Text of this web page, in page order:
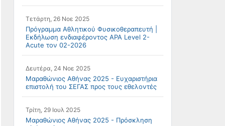
Τετάρτη, 26 Νοε 2025
Πρόγραμμα Αθλητικού Φυσικοθεραπευτή |
Εκδήλωση ενδιαφέροντος APA Level 2-
Acute τον 02-2026
Δευτέρα, 24 Νοε 2025
Μαραθώνιος Αθήνας 2025 - Ευχαριστήρια
επιστολή του ΣΕΓΑΣ προς τους εθελοντές
Τρίτη, 29 Ιουλ 2025
Μαραθώνιος Αθήνας 2025 - Πρόσκληση